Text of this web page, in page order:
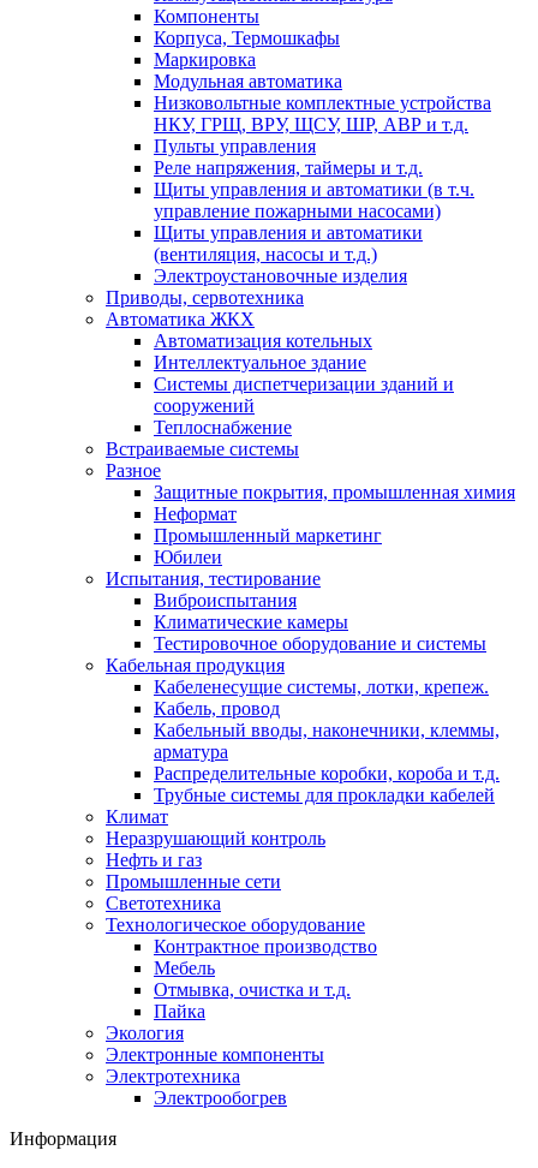
Компоненты
Корпуса, Термошкафы
Маркировка
Модульная автоматика
Низковольтные комплектные устройства
НКУ, ГРЩ, ВРУ, ЩСУ, ШР, АВР и т.д.
Пульты управления
Реле напряжения, таймеры и т.д.
Щиты управления и автоматики (в т.ч.
управление пожарными насосами)
Щиты управления и автоматики
(вентиляция, насосы и т.д.)
Электроустановочные изделия
Приводы, сервотехника
Автоматика ЖКХ
Автоматизация котельных
Интеллектуальное здание
Системы диспетчеризации зданий и
сооружений
Теплоснабжение
Встраиваемые системы
Разное
Защитные покрытия, промышленная химия
Неформат
Промышленный маркетинг
Юбилеи
Испытания, тестирование
Виброиспытания
Климатические камеры
Тестировочное оборудование и системы
Кабельная продукция
Кабеленесущие системы, лотки, крепеж.
Кабель, провод
Кабельный вводы, наконечники, клеммы,
арматура
Распределительные коробки, короба и т.д.
Трубные системы для прокладки кабелей
Климат
Неразрушающий контроль
Нефть и газ
Промышленные сети
Светотехника
Технологическое оборудование
Контрактное производство
Мебель
Отмывка, очистка и т.д.
Пайка
Экология
Электронные компоненты
Электротехника
Электрообогрев
Информация